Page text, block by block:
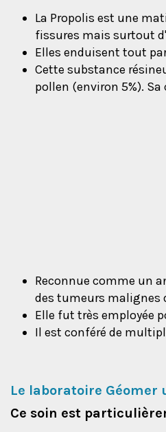
La Propolis est une
fissures mais surtout
Elles enduisent tout
Cette substance
pollen (environ 5%).
Reconnue comme un
des tumeurs malignes
Elle fut très employée
Il est conféré de
Le laboratoire Géomer
Ce soin est